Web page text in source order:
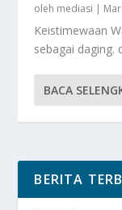
oleh mediasi |
Keistimewaan
sebagai daging.
BACA
BERITA